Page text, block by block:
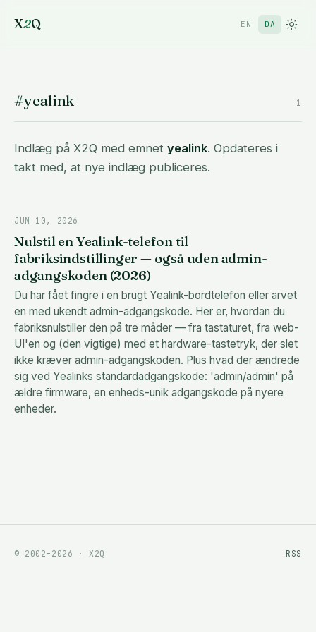
X2Q EN DA
#yealink 1
Indlæg på X2Q med emnet yealink. Opdateres i
takt med, at nye indlæg publiceres.
JUN 10, 2026
Nulstil en Yealink-telefon til
fabriksindstillinger — også uden admin-
adgangskoden (2026)
Du har fået fingre i en brugt Yealink-bordtelefon eller arvet
en med ukendt admin-adgangskode. Her er, hvordan du
fabriksnulstiller den på tre måder — fra tastaturet, fra web-
UI'en og (den vigtige) med et hardware-tastetryk, der slet
ikke kræver admin-adgangskoden. Plus hvad der ændrede
sig ved Yealinks standardadgangskode: 'admin/admin' på
ældre firmware, en enheds-unik adgangskode på nyere
enheder.
© 2002–2026 · X2Q RSS